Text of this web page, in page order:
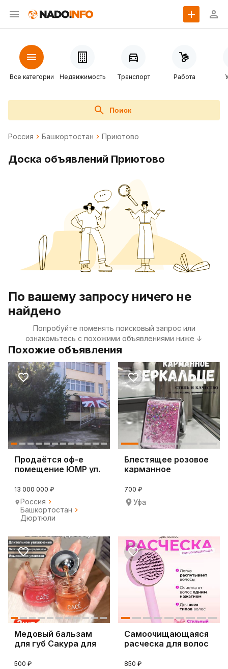
Все категории Недвижимость Транспорт Работа
Поиск
Россия Башкортостан Приютово
Доска объявлений Приютово
По вашему запросу ничего не
найдено
Попробуйте поменять поисковый запрос или
ознакомьтесь с похожими объявлениями ниже ↓
Похожие объявления
Продаётся оф-е
помещение ЮМР ул.
13 000 000 ₽
Россия
Башкортостан
Дюртюли
Блестящее розовое
карманное
700 ₽
Уфа
Медовый бальзам
для губ Сакура для
500 ₽
Самоочищающаяся
расческа для волос
850 ₽